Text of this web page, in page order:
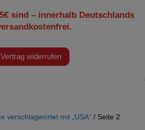
sind – innerhalb Deutschlands
Vertrag widerrufen
verschlagwortet mit „USA“ / Seite 2